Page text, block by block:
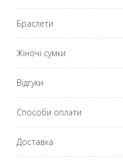
Браслети
Жіночі сумки
Відгуки
Способи оплати
Доставка